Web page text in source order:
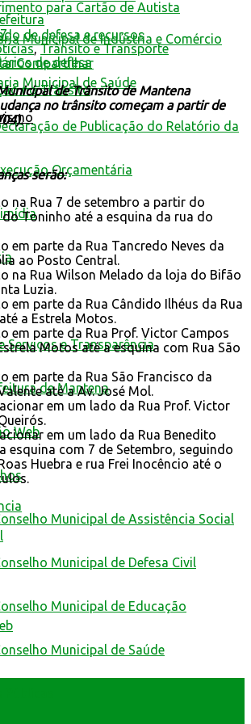
para Cartão de Autista
de defesa e recursos
de defesa
no Trânsito
Municipal de Indústria e Comércio
Municipal de Saúde
de Publicação do Relatório da
Orçamentária
Serviços e Transparência
de Mantena
Web
Municipal de Assistência Social
Municipal de Defesa Civil
Municipal de Educação
Municipal de Saúde
,Trânsito e Transporte
Compartilhar
de Trânsito de Mantena
no trânsito começam a partir de
serão:
na Rua 7 de setembro a partir do
Toninho até a esquina da rua do
em parte da Rua Tancredo Neves da
ao Posto Central.
na Rua Wilson Melado da loja do Bifão
Luzia.
em parte da Rua Cândido Ilhéus da Rua
a Estrela Motos.
em parte da Rua Prof. Victor Campos
Motos até a esquina com Rua São
em parte da Rua São Francisco da
até a Av. José Mol.
em um lado da Rua Prof. Victor
em um lado da Rua Benedito
esquina com 7 de Setembro, seguindo
Huebra e rua Frei Inocêncio até o